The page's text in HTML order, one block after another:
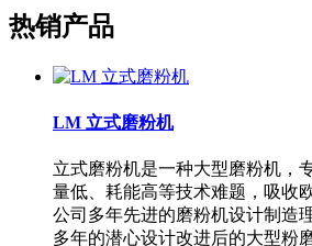
热销产品
LM 立式磨粉机
立式磨粉机是一种大型磨粉机，
量低、耗能高等技术难题，吸收
公司多年先进的磨粉机设计制造
多年的潜心设计改进后的大型粉